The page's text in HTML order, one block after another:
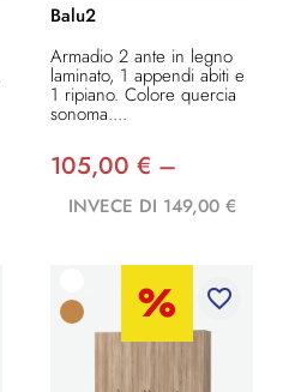
Balu2
Armadio 2 ante in legno
laminato, 1 appendi abiti e
1 ripiano. Colore quercia
sonoma....
105,00 € –
INVECE DI 149,00 €
favorite_border